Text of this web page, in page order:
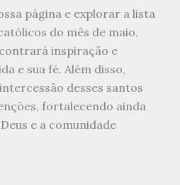
página e explorar a lista
do mês de maio.
inspiração e
e sua fé. Além disso,
desses santos
fortalecendo ainda
e a comunidade